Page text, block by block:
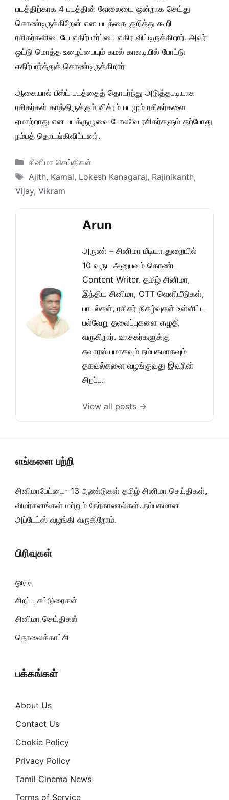
படத்திற்காக 4 படத்தின் வேலையை ஒன்றாக செய்து
கொண்டிருக்கிறேன் என படத்தை குறித்து கூறி
ரசிகர்களிடையே எதிர்பார்ப்பை எகிர விட்டிருக்கிறார். அவர்
ஒட்டு மொத்த உழைப்பையும் கமல் காலடியில் போட்டு
எதிர்பார்த்துக் கொண்டிருக்கிறார்
ஆகையால் பீஸ்ட் படத்தைத் தொடர்ந்து அடுத்தபடியாக
ரசிகர்கள் காத்திருக்கும் விக்ரம் படமும் ரசிகர்களை
ஏமாற்றாது என படக்குழுவை போலவே ரசிகர்களும் தற்போது
நம்பத் தொடங்கிவிட்டனர்.
Categories
சினிமா செய்திகள்
Tags
Ajith, Kamal, Lokesh Kanagaraj, Rajinikanth,
Vijay, Vikram
Arun
அருண் – சினிமா மீடியா துறையில்
10 வருட அனுபவம் கொண்ட
Content Writer. தமிழ் சினிமா,
இந்திய சினிமா, OTT வெளியீடுகள்,
பாடல்கள், ரசிகர் நிகழ்வுகள் உள்ளிட்ட
பல்வேறு தலைப்புகளை எழுதி
வருகிறார். வாசகர்களுக்கு
சுவாரஸ்யமாகவும் நம்பகமாகவும்
தகவல்களை வழங்குவது இவரின்
சிறப்பு.
View all posts →
எங்களை பற்றி
சினிமாபேட்டை- 13 ஆண்டுகள் தமிழ் சினிமா செய்திகள்,
விமர்சனங்கள் மற்றும் நேர்காணல்கள். நம்பகமான
அப்டேட்ஸ் வழங்கி வருகிறோம்.
பிரிவுகள்
ஓடிடி
சிறப்பு கட்டுரைகள்
சினிமா செய்திகள்
தொலைக்காட்சி
பக்கங்கள்
About Us
Contact Us
Cookie Policy
Privacy Policy
Tamil Cinema News
Terms of Service